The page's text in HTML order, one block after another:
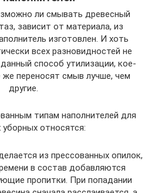
ли смывать древесный
зависит от материала, из
изготовлен. И хоть
всех разновидностей не
способ утилизации, кое-
же переносят смыв лучше, чем
другие.
типам наполнителей для
относятся:
из прессованных опилок,
в состав добавляются
пропитки. При попадании